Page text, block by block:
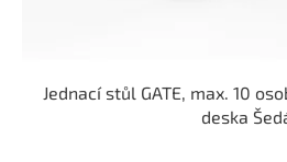
Jednací stůl GATE, max. 10
deska